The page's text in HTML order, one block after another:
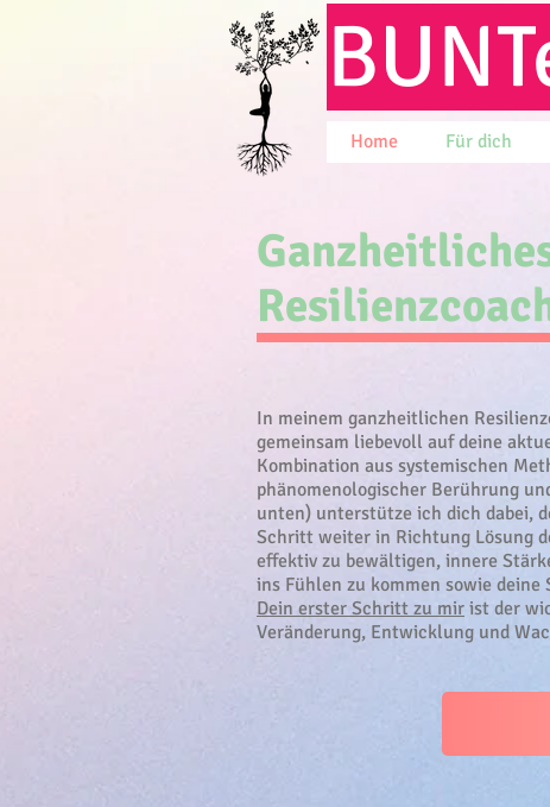
BUNT
Home Für dich
In meinem ganzheitlichen
gemeinsam liebevoll auf deine
Kombination aus systemischen
phänomenologischer Berührung
unten) unterstütze ich dich dabei,
Schritt weiter in Richtung Lösung
effektiv zu bewältigen, innere
ins Fühlen zu kommen sowie
Dein erster Schritt zu mir ist der
Veränderung, Entwicklung und